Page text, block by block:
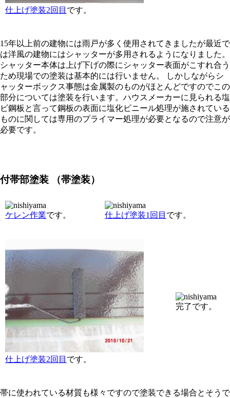
仕上げ塗装2回目 です。
15年以上前の建物には雨戸が多く使用されてきましたが最近で
は洋風の建物にはシャッターが多用されるようになりました。
シャッター本体は上げ下げの際にシャッター表面がこすれ合う
ため現場での塗装は基本的には行いません。 しかしながらシ
ャッターボックス事態は金属製のものがほとんどですのでこの
部分については塗装を行います。ハウスメーカーに見られる塩
ビ鋼板と言って鋼板の表面に塩化ビニール処理が施されている
ものに関しては専用のプライマー処理が必要となるので注意が
必要です。
付帯部塗装 （帯塗装）
ケレン作業です。 仕上げ塗装1回目 です。
仕上げ塗装2回目 です。
完了です。
帯に使われている材質も様々ですので塗装できる場合とそうで